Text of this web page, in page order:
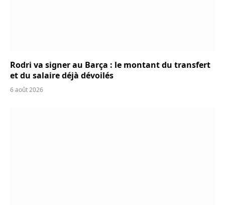
Rodri va signer au Barça : le montant du transfert
et du salaire déjà dévoilés
6 août 2026